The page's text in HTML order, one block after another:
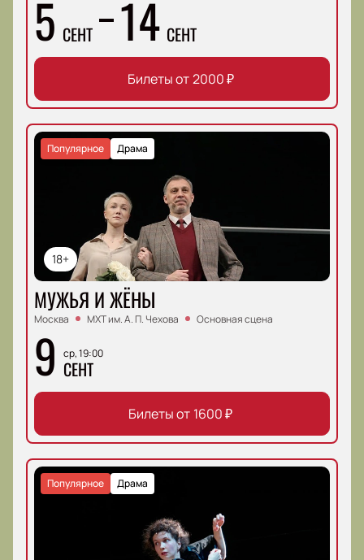
5 СЕНТ 14 СЕНТ
Билеты от 2000₽
18+
Драма
Популярное
МУЖЬЯ И ЖЁНЫ
Москва МХТ им. А. П. Чехова Основная сцена
9 ср, 19:00
СЕНТ
Билеты от 1600₽
Драма
Популярное